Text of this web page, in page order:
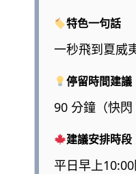
特色一句話
一秒飛到夏威
停留時間建議
90 分鐘（快閃
建議安排時段
平日早上